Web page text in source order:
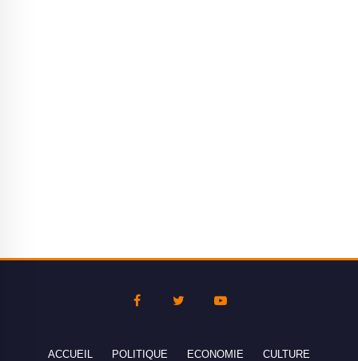
ACCUEIL POLITIQUE ECONOMIE CULTURE